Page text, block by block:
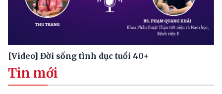
[Video] Đời sống tình dục tuổi 40+
Tin mới